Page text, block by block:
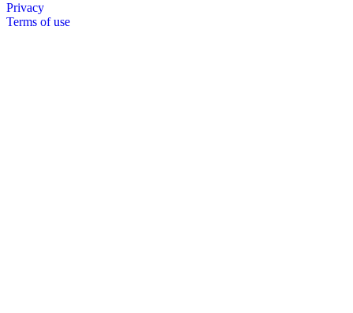
Privacy
Terms of use